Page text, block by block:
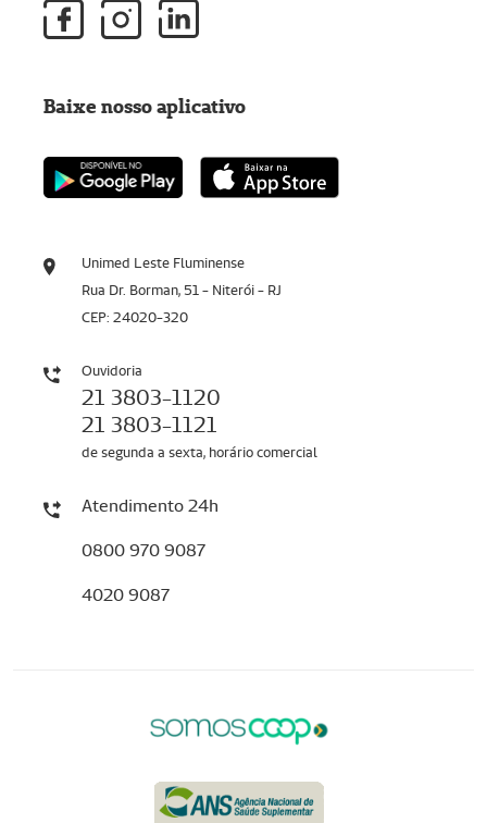
Unimed Leste Fluminense
Rua Dr. Borman, 51 - Niterói - RJ
CEP: 24020-320
Ouvidoria
21 3803-1120
21 3803-1121
de segunda a sexta, horário comercial
Atendimento 24h
0800 970 9087
4020 9087
Baixe nosso aplicativo